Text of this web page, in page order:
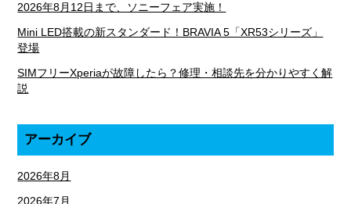
2026年8月12日まで、ソニーフェア実施！
Mini LED搭載の新スタンダード！BRAVIA 5「XR53シリーズ」
登場
SIMフリーXperiaが故障したら？修理・相談先を分かりやすく解
説
アーカイブ
2026年8月
2026年7月